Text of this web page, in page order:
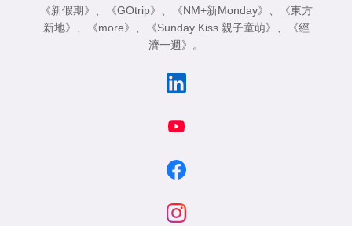
《新假期》
《GOtrip》 《NM+新Monday》
《東方
新地》
《more》 《Sunday Kiss 親子童萌》
《經
濟一週》
。